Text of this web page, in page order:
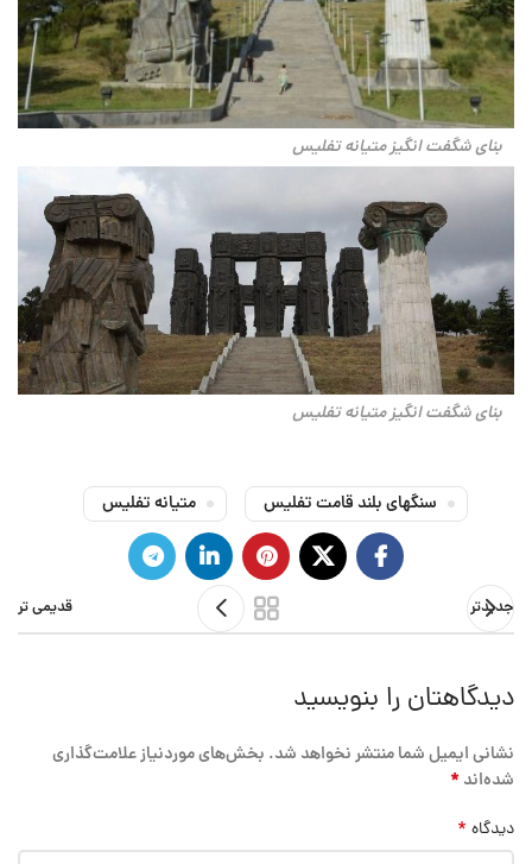
بنای شگفت انگیز متیانه تفلیس
بنای شگفت انگیز متیانه تفلیس
سنگهای بلند قامت تفلیس متیانه تفلیس
جدیدتر قدیمی تر
دیدگاهتان را بنویسید
نشانی ایمیل شما منتشر نخواهد شد. بخش‌های موردنیاز علامت‌گذاری
شده‌اند*
دیدگاه *